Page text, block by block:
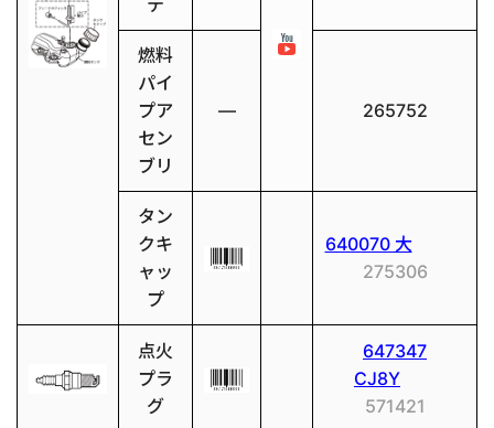
テ
燃料
パイ
プア
セン
ブリ
― 265752
タン
クキ
ャッ
プ
640070 大
275306
点火
プラ
グ
647347
CJ8Y
571421